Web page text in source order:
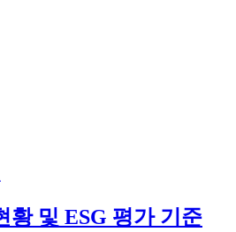
황 및 ESG 평가 기준